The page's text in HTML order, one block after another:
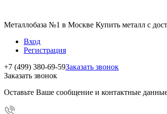
Металлобаза №1 в Москве Купить металл с
Вход
Регистрация
+7 (499) 380-69-59Заказать звонок
Заказать звонок
Оставьте Ваше сообщение и контактные